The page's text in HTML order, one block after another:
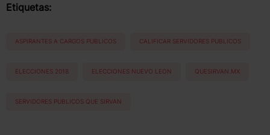
Etiquetas:
ASPIRANTES A CARGOS PUBLICOS CALIFICAR SERVIDORES PUBLICOS
ELECCIONES 2018 ELECCIONES NUEVO LEON QUESIRVAN.MX
SERVIDORES PUBLICOS QUE SIRVAN